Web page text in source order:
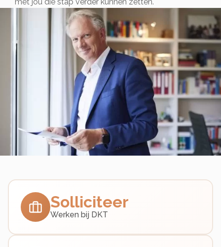
Solliciteer
Werken bij DKT